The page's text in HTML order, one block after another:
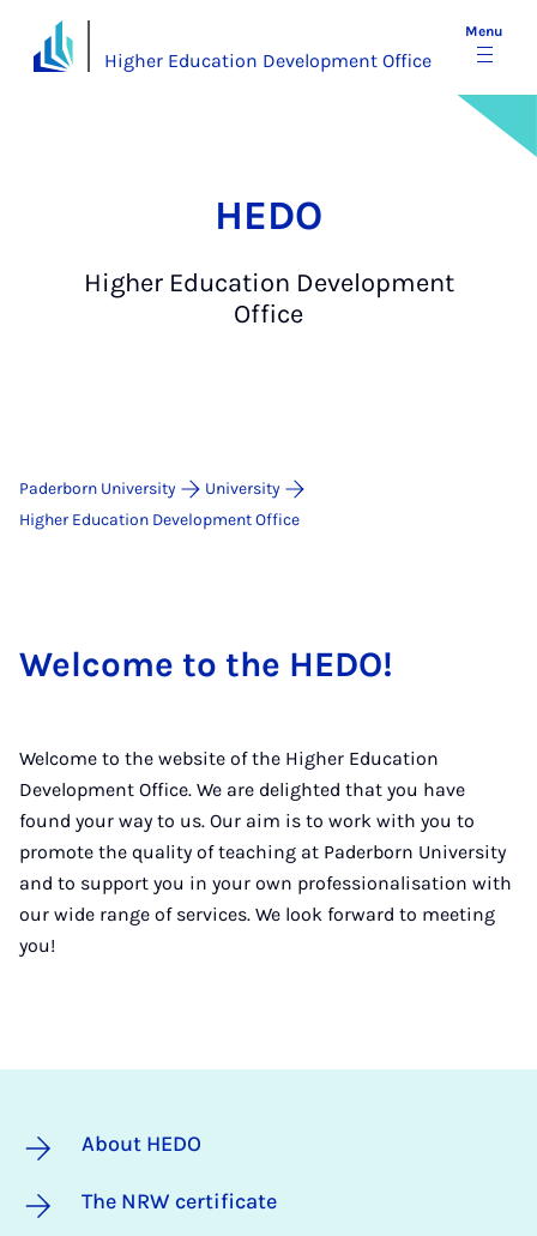
Higher Education Development Office
Menu
HEDO
Higher Education Development
Office
Paderborn University
University
Higher Education Development Office
Welcome to the HEDO!
Welcome to the website of the Higher Education
Development Office. We are delighted that you have
found your way to us. Our aim is to work with you to
promote the quality of teaching at Paderborn University
and to support you in your own professionalisation with
our wide range of services. We look forward to meeting
you!
About HEDO
The NRW certificate